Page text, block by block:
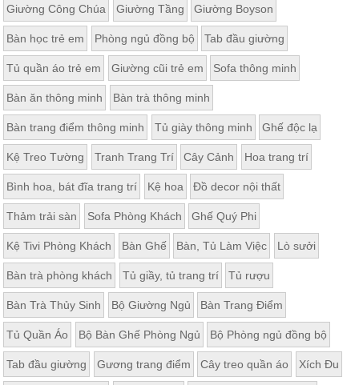
Giường Công Chúa Giường Tầng Giường Boyson
Bàn học trẻ em Phòng ngủ đồng bộ Tab đầu giường
Tủ quần áo trẻ em Giường cũi trẻ em Sofa thông minh
Bàn ăn thông minh Bàn trà thông minh
Bàn trang điểm thông minh Tủ giày thông minh Ghế độc lạ
Kệ Treo Tường Tranh Trang Trí Cây Cảnh Hoa trang trí
Bình hoa, bát đĩa trang trí Kệ hoa Đồ decor nội thất
Thảm trải sàn Sofa Phòng Khách Ghế Quý Phi
Kệ Tivi Phòng Khách Bàn Ghế Bàn, Tủ Làm Việc Lò sưởi
Bàn trà phòng khách Tủ giầy, tủ trang trí Tủ rượu
Bàn Trà Thủy Sinh Bộ Giường Ngủ Bàn Trang Điểm
Tủ Quần Áo Bộ Bàn Ghế Phòng Ngủ Bộ Phòng ngủ đồng bộ
Tab đầu giường Gương trang điểm Cây treo quần áo Xích Đu